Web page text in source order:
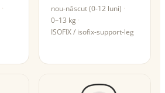
nou-născut (0-12 luni)
0–13 kg
ISOFIX / isofix-support-leg